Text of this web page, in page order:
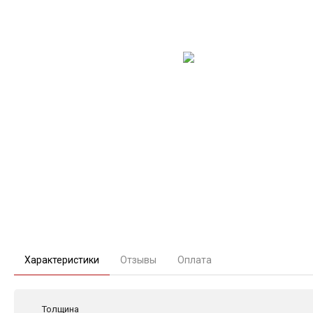
Характеристики Отзывы Оплата
Толщина